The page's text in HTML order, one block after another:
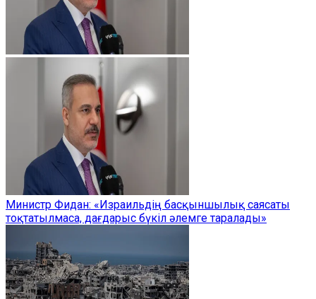
Министр Фидан: «Израильдің басқыншылық саясаты
тоқтатылмаса, дағдарыс бүкіл әлемге таралады»